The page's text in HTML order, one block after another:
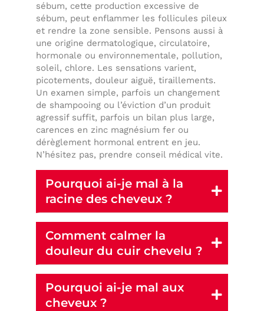
sébum, cette production excessive de
sébum, peut enflammer les follicules pileux
et rendre la zone sensible. Pensons aussi à
une origine dermatologique, circulatoire,
hormonale ou environnementale, pollution,
soleil, chlore. Les sensations varient,
picotements, douleur aiguë, tiraillements.
Un examen simple, parfois un changement
de shampooing ou l’éviction d’un produit
agressif suffit, parfois un bilan plus large,
carences en zinc magnésium fer ou
dérèglement hormonal entrent en jeu.
N’hésitez pas, prendre conseil médical vite.
Pourquoi ai-je mal à la
racine des cheveux ?
Comment calmer la
douleur du cuir chevelu ?
Pourquoi ai-je mal aux
cheveux ?